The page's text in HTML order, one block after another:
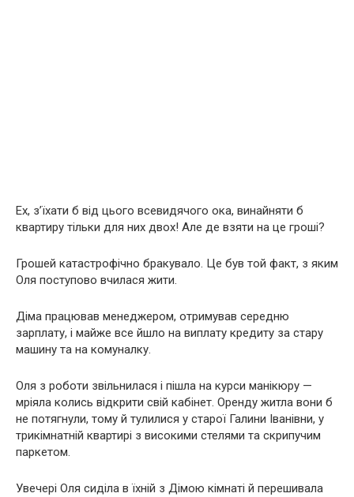
Ех, з’їхати б від цього всевидячого ока, винайняти б
квартиру тільки для них двох! Але де взяти на це гроші?
Грошей катастрофічно бракувало. Це був той факт, з яким
Оля поступово вчилася жити.
Діма працював менеджером, отримував середню
зарплату, і майже все йшло на виплату кредиту за стару
машину та на комуналку.
Оля з роботи звільнилася і пішла на курси манікюру —
мріяла колись відкрити свій кабінет. Оренду житла вони б
не потягнули, тому й тулилися у старої Галини Іванівни, у
трикімнатній квартирі з високими стелями та скрипучим
паркетом.
Увечері Оля сиділа в їхній з Дімою кімнаті й перешивала